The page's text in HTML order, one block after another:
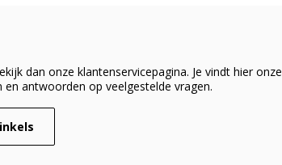
dan onze klantenservicepagina. Je vindt hier onze
antwoorden op veelgestelde vragen.